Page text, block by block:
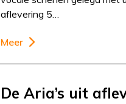
aflevering 5…
Meer
De Aria’s uit